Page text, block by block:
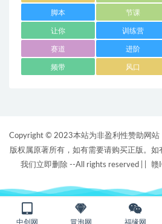
脚本 节课
让你 训练营
赛道 进阶
频带 风口
Copyright © 2023本站为非盈利性赞助网站
版权属原著所有，如有需要请购买正版。如
我们立即删除 --All rights reserved |
赣
中创网 冒泡网 福缘网